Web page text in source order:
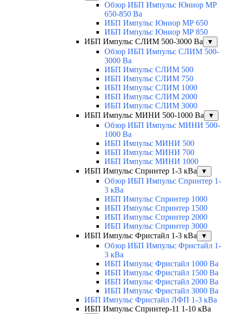
Обзор ИБП Импульс Юниор МР
650-850 Ва
ИБП Импульс Юниор МР 650
ИБП Импульс Юниор МР 850
ИБП Импульс СЛИМ 500-3000 Ва
▼
Обзор ИБП Импульс СЛИМ 500-
3000 Ва
ИБП Импульс СЛИМ 500
ИБП Импульс СЛИМ 750
ИБП Импульс СЛИМ 1000
ИБП Импульс СЛИМ 2000
ИБП Импульс СЛИМ 3000
ИБП Импульс МИНИ 500-1000 Ва
▼
Обзор ИБП Импульс МИНИ 500-
1000 Ва
ИБП Импульс МИНИ 500
ИБП Импульс МИНИ 700
ИБП Импульс МИНИ 1000
ИБП Импульс Спринтер 1-3 кВа
▼
Обзор ИБП Импульс Спринтер 1-
3 кВа
ИБП Импульс Спринтер 1000
ИБП Импульс Спринтер 1500
ИБП Импульс Спринтер 2000
ИБП Импульс Спринтер 3000
ИБП Импульс Фристайл 1-3 кВа
▼
Обзор ИБП Импульс Фристайл 1-
3 кВа
ИБП Импульс Фристайл 1000 Ва
ИБП Импульс Фристайл 1500 Ва
ИБП Импульс Фристайл 2000 Ва
ИБП Импульс Фристайл 3000 Ва
ИБП Импульс Фристайл ЛФП 1-3 кВа
ИБП Импульс Спринтер-11 1-10 кВа